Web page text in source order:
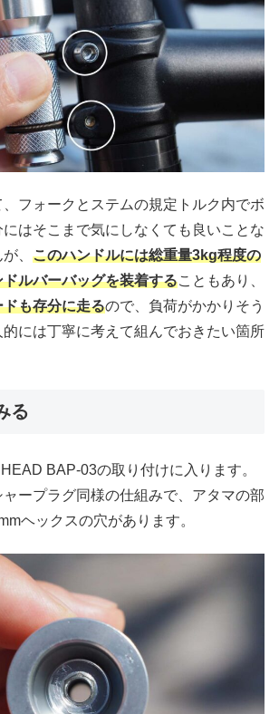
フォークとステムの規定トルク内でボ
はそこまで気にしなくても良いことな
、 このハンドルには総重量3kg程度の
ルバーバッグを装着することもあり、
ドも存分に走るので、負荷がかかりそう
には丁寧に考えて組んでおきたい箇所
る
BAP-03の取り付けに入ります。
ープラグ同様の仕組みで、アタマの部
ヘックスの穴があります。